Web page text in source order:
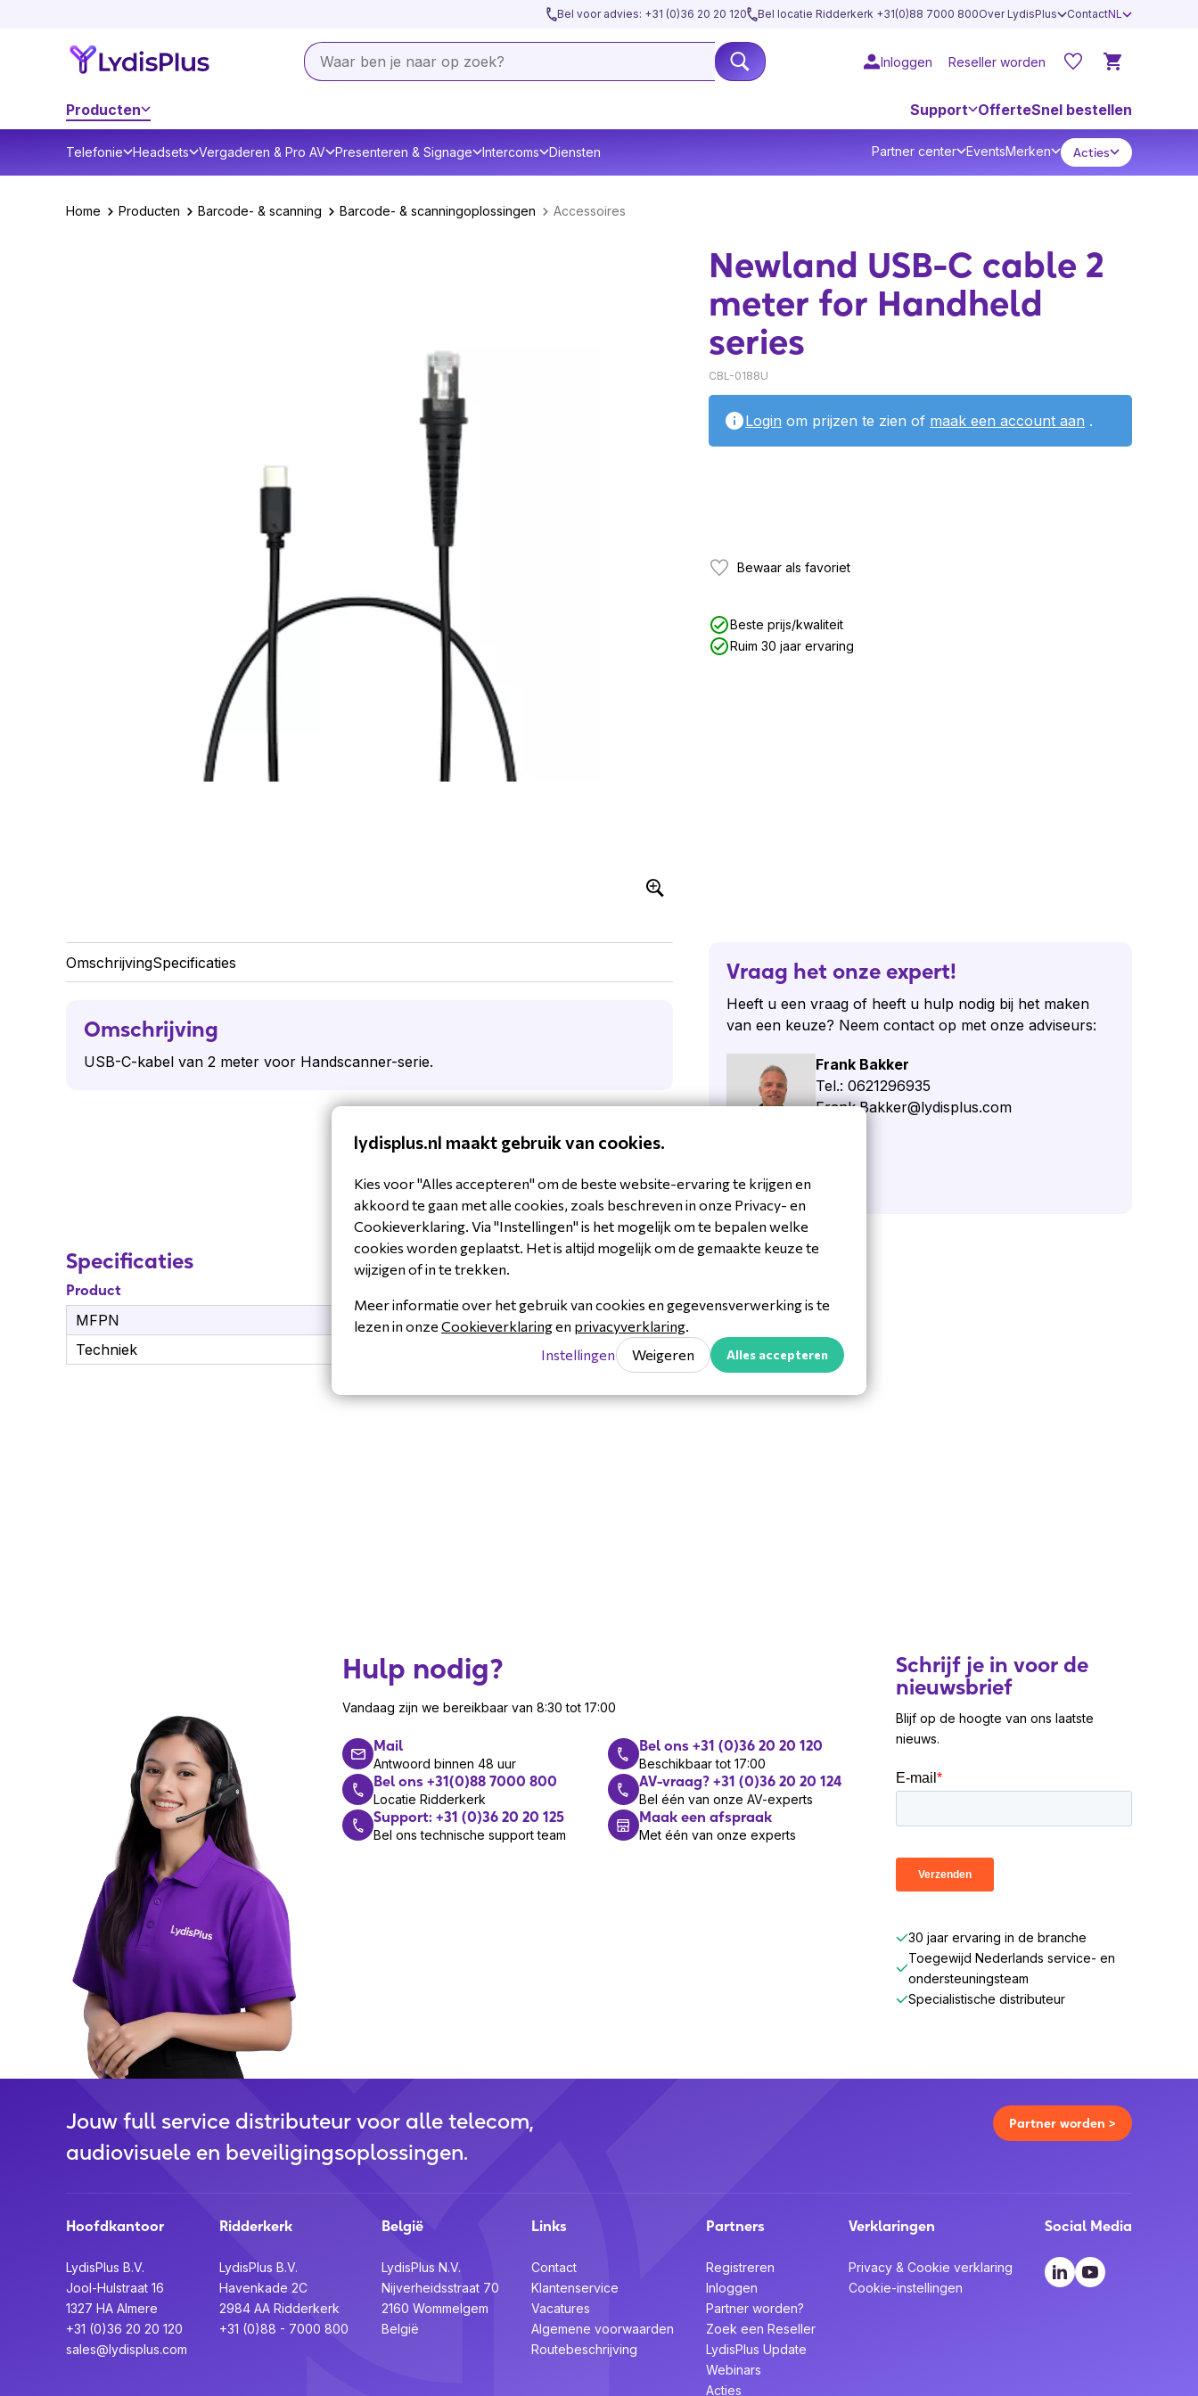
Bel voor advies: +31 (0)36 20 20 120 Bel locatie Ridderkerk +31(0)88 7000 800Over LydisPlus ContactNL
Inloggen Reseller worden
Producten Support OfferteSnel bestellen
Telefonie Headsets Vergaderen & Pro AV Presenteren & Signage Intercoms Diensten Partner center EventsMerken Acties
Home Producten Barcode- & scanning Barcode- & scanningoplossingen Accessoires
Newland USB-C cable 2
meter for Handheld
series
CBL-0188U
Login om prijzen te zien of maak een account aan .
Bewaar als favoriet
Beste prijs/kwaliteit
Ruim 30 jaar ervaring
OmschrijvingSpecificaties
Omschrijving
USB-C-kabel van 2 meter voor Handscanner-serie.
Vraag het onze expert!
Heeft u een vraag of heeft u hulp nodig bij het maken
van een keuze? Neem contact op met onze adviseurs:
Frank Bakker
Tel.: 0621296935
Frank.Bakker@lydisplus.com
Stel een vraag
Specificaties
Product
MFPN
CBL-0188U
Techniek
Hulp nodig?
Vandaag zijn we bereikbaar van 8:30 tot 17:00
Mail
Antwoord binnen 48 uur
Bel ons +31 (0)36 20 20 120
Beschikbaar tot 17:00
Bel ons +31(0)88 7000 800
Locatie Ridderkerk
AV-vraag? +31 (0)36 20 20 124
Bel één van onze AV-experts
Support: +31 (0)36 20 20 125
Bel ons technische support team
Maak een afspraak
Met één van onze experts
Schrijf je in voor de
nieuwsbrief
Blijf op de hoogte van ons laatste
nieuws.
30 jaar ervaring in de branche
Toegewijd Nederlands service- en
ondersteuningsteam
Specialistische distributeur
Jouw full service distributeur voor alle telecom,
audiovisuele en beveiligingsoplossingen.
Partner worden >
Hoofdkantoor
LydisPlus B.V.
Jool-Hulstraat 16
1327 HA Almere
+31 (0)36 20 20 120
sales@lydisplus.com
Ridderkerk
LydisPlus B.V.
Havenkade 2C
2984 AA Ridderkerk
+31 (0)88 - 7000 800
België
LydisPlus N.V.
Nijverheidsstraat 70
2160 Wommelgem
België
Links
Contact
Klantenservice
Vacatures
Algemene voorwaarden
Routebeschrijving
Partners
Registreren
Inloggen
Partner worden?
Zoek een Reseller
LydisPlus Update
Webinars
Acties
Verklaringen
Privacy & Cookie verklaring
Cookie-instellingen
Social Media
lydisplus.nl maakt gebruik van cookies.
Kies voor "Alles accepteren" om de beste website-ervaring te krijgen en
akkoord te gaan met alle cookies, zoals beschreven in onze Privacy- en
Cookieverklaring. Via "Instellingen" is het mogelijk om te bepalen welke
cookies worden geplaatst. Het is altijd mogelijk om de gemaakte keuze te
wijzigen of in te trekken.
Meer informatie over het gebruik van cookies en gegevensverwerking is te
lezen in onze Cookieverklaringen privacyverklaring
Instellingen
Weigeren Alles accepteren